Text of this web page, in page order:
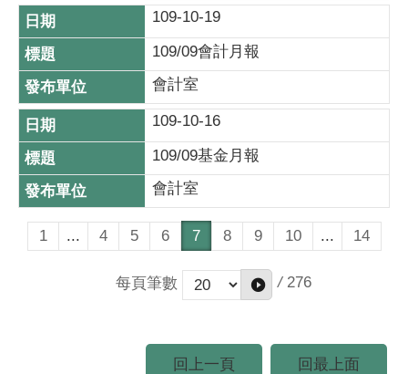
109-10-19
109/09會計月報
會計室
109-10-16
109/09基金月報
會計室
1 ... 4 5 6 7 8 9 10 ... 14
每頁筆數 / 276
回上一頁 回最上面